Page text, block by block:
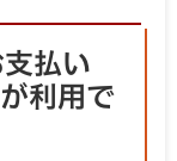
払い
利用で